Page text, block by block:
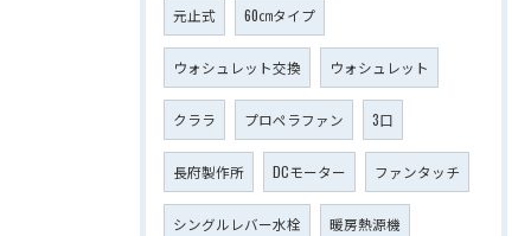
元止式 60㎝タイプ
ウォシュレット交換 ウォシュレット
クララ プロペラファン 3口
長府製作所 DCモーター ファンタッチ
シングルレバー水栓 暖房熱源機